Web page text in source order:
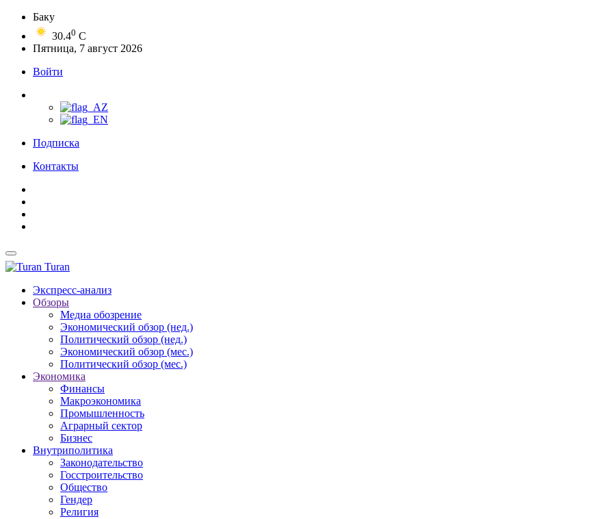
Баку
30.40 C
Пятница, 7 август 2026
Войти
Подписка
Контакты
Turan
Экспресс-анализ
Обзоры
Медиа обозрение
Экономический обзор (нед.)
Политический обзор (нед.)
Экономический обзор (мес.)
Политический обзор (мес.)
Экономика
Финансы
Макроэкономика
Промышленность
Аграрный сектор
Бизнес
Внутриполитика
Законодательство
Госстроительство
Общество
Гендер
Религия